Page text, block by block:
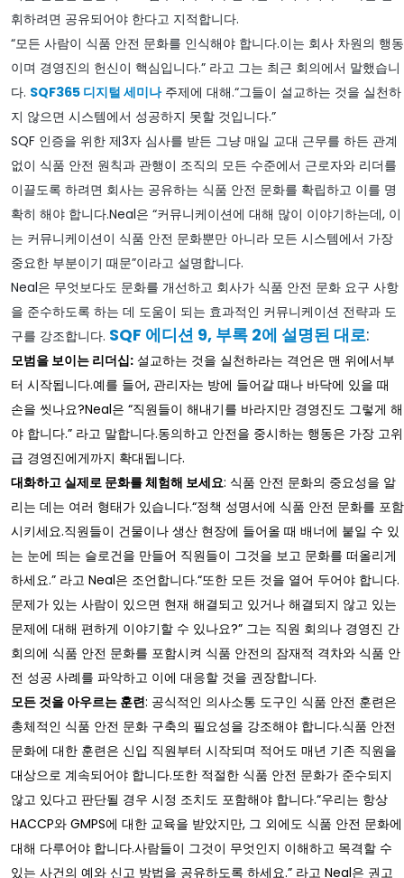
휘하려면 공유되어야 한다고 지적합니다.
“모든 사람이 식품 안전 문화를 인식해야 합니다.이는 회사 차원의 행동
이며 경영진의 헌신이 핵심입니다.” 라고 그는 최근 회의에서 말했습니
다. SQF365 디지털 세미나주제에 대해.“그들이 설교하는 것을 실천하
지 않으면 시스템에서 성공하지 못할 것입니다.”
SQF 인증을 위한 제3자 심사를 받든 그냥 매일 교대 근무를 하든 관계
없이 식품 안전 원칙과 관행이 조직의 모든 수준에서 근로자와 리더를
이끌도록 하려면 회사는 공유하는 식품 안전 문화를 확립하고 이를 명
확히 해야 합니다.Neal은 “커뮤니케이션에 대해 많이 이야기하는데, 이
는 커뮤니케이션이 식품 안전 문화뿐만 아니라 모든 시스템에서 가장
중요한 부분이기 때문”이라고 설명합니다.
Neal은 무엇보다도 문화를 개선하고 회사가 식품 안전 문화 요구 사항
을 준수하도록 하는 데 도움이 되는 효과적인 커뮤니케이션 전략과 도
구를 강조합니다. SQF 에디션 9, 부록 2에 설명된 대로:
모범을 보이는 리더십: 설교하는 것을 실천하라는 격언은 맨 위에서부
터 시작됩니다.예를 들어, 관리자는 방에 들어갈 때나 바닥에 있을 때
손을 씻나요?Neal은 “직원들이 해내기를 바라지만 경영진도 그렇게 해
야 합니다.” 라고 말합니다.동의하고 안전을 중시하는 행동은 가장 고위
급 경영진에게까지 확대됩니다.
대화하고 실제로 문화를 체험해 보세요: 식품 안전 문화의 중요성을 알
리는 데는 여러 형태가 있습니다.“정책 성명서에 식품 안전 문화를 포함
시키세요.직원들이 건물이나 생산 현장에 들어올 때 배너에 붙일 수 있
는 눈에 띄는 슬로건을 만들어 직원들이 그것을 보고 문화를 떠올리게
하세요.” 라고 Neal은 조언합니다.“또한 모든 것을 열어 두어야 합니다.
문제가 있는 사람이 있으면 현재 해결되고 있거나 해결되지 않고 있는
문제에 대해 편하게 이야기할 수 있나요?” 그는 직원 회의나 경영진 간
회의에 식품 안전 문화를 포함시켜 식품 안전의 잠재적 격차와 식품 안
전 성공 사례를 파악하고 이에 대응할 것을 권장합니다.
모든 것을 아우르는 훈련: 공식적인 의사소통 도구인 식품 안전 훈련은
총체적인 식품 안전 문화 구축의 필요성을 강조해야 합니다.식품 안전
문화에 대한 훈련은 신입 직원부터 시작되며 적어도 매년 기존 직원을
대상으로 계속되어야 합니다.또한 적절한 식품 안전 문화가 준수되지
않고 있다고 판단될 경우 시정 조치도 포함해야 합니다.“우리는 항상
HACCP와 GMPS에 대한 교육을 받았지만, 그 외에도 식품 안전 문화에
대해 다루어야 합니다.사람들이 그것이 무엇인지 이해하고 목격할 수
있는 사건의 예와 신고 방법을 공유하도록 하세요.” 라고 Neal은 권고